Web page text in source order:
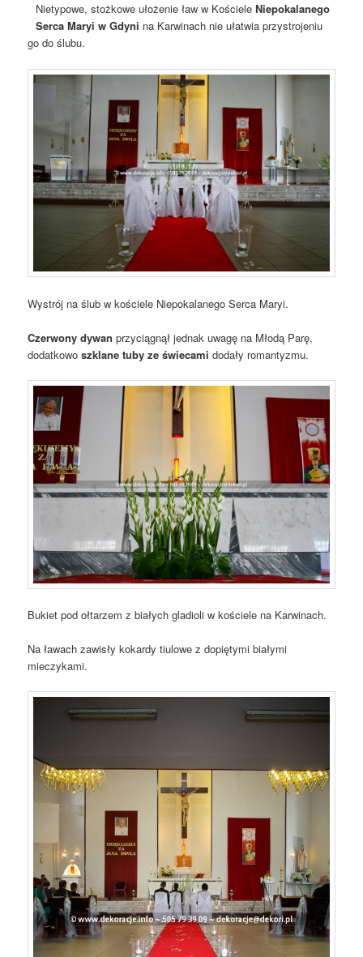
Nietypowe, stożkowe ułożenie ław w KościeleNiepokalanego
Serca Maryi w Gdyni na Karwinach nie ułatwia przystrojeniu
go do ślubu.
Wystrój na ślub w kościele Niepokalanego Serca Maryi.
Czerwony dywan przyciągnął jednak uwagę na Młodą Parę,
dodatkowoszklane tuby ze świecami dodały romantyzmu.
Bukiet pod ołtarzem z białych gladioli w kościele na Karwinach.
Na ławach zawisły kokardy tiulowe z dopiętymi białymi
mieczykami.